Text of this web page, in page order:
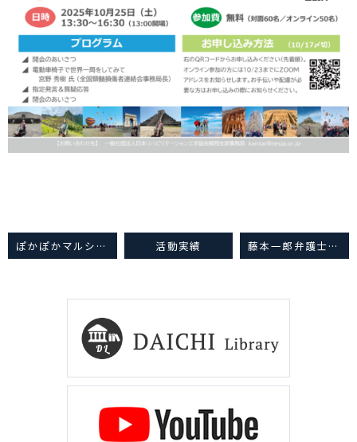
ぽかぽかマルシェ2025（山梨県富士河口湖町） 活動実績 藤本一郎弁護士が｢弁護士が選ぶベスト弁護士100 2025｣において｢交通事故｣部門の7位に選出されました